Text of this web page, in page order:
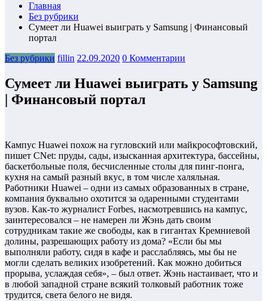
Главная
Без рубрики
Сумеет ли Huawei выиграть у Samsung | Финансовый
портал
Без рубрики fillin 22.09.2020 0 Комментарии
Сумеет ли Huawei выиграть у Samsung
| Финансовый портал
Кампус Huawei похож на гугловский или майкрософтовский,
пишет CNet: пруды, сады, изысканная архитектура, бассейны,
баскетбольные поля, бесчисленные столы для пинг-понга,
кухня на самый разный вкус, в том числе халяльная.
Работники Huawei – одни из самых образованных в стране,
компания буквально охотится за одаренными студентами
вузов. Как-то журналист Forbes, насмотревшись на кампус,
заинтересовался – не намерен ли Жэнь дать своим
сотрудникам такие же свободы, как в гигантах Кремниевой
долины, разрешающих работу из дома? «Если бы мы
выполняли работу, сидя в кафе и расслабляясь, мы бы не
могли сделать великих изобретений. Как можно добиться
прорыва, услаждая себя», – был ответ. Жэнь настаивает, что и
в любой западной стране всякий толковый работник тоже
трудится, света белого не видя.